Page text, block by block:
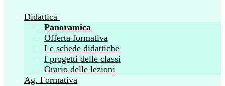
Didattica
Panoramica
Offerta formativa
Le schede didattiche
I progetti delle classi
Orario delle lezioni
Ag. Formativa